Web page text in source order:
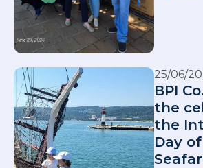
25/06/
BPI
the
the
Day